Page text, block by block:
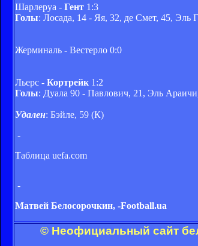
Шарлеруа - Гент 1:3
Голы: Лосада, 14 - Яя, 32, де Смет, 45, Эль
Жерминаль - Вестерло 0:0
Льерс - Кортрейк 1:2
Голы: Дуала 90 - Павлович, 21, Эль
Удален: Бэйле, 59 (К)
-
Таблица uefa.com
-
Матвей Белосорочкин, -Football.ua
© Неофициальный сайт